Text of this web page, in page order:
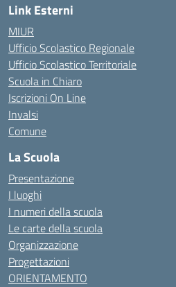
Link Esterni
MIUR
Ufficio Scolastico Regionale
Ufficio Scolastico Territoriale
Scuola in Chiaro
Iscrizioni On Line
Invalsi
Comune
La Scuola
Presentazione
I luoghi
I numeri della scuola
Le carte della scuola
Organizzazione
Progettazioni
ORIENTAMENTO